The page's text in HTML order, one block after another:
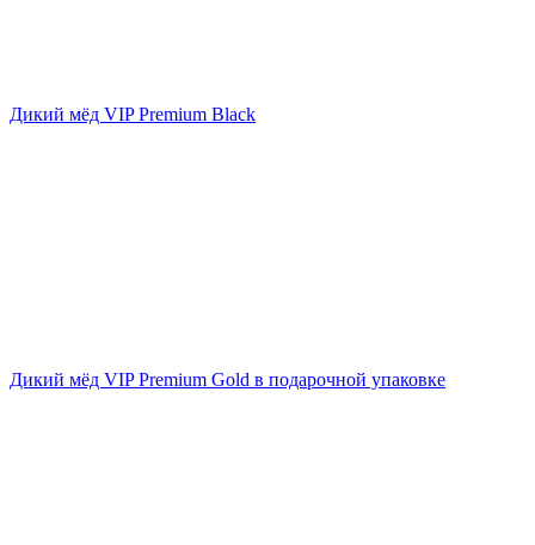
Дикий мёд VIP Premium Black
Дикий мёд VIP Premium Gold в подарочной упаковке